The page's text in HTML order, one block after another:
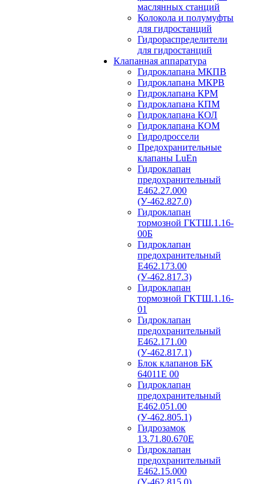
маслянных станций
Колокола и полумуфты
для гидростанций
Гидрораспределители
для гидростанций
Клапанная аппаратура
Гидроклапана МКПВ
Гидроклапана МКРВ
Гидроклапана КРМ
Гидроклапана КПМ
Гидроклапана КОЛ
Гидроклапана КОМ
Гидродроссели
Предохранительные
клапаны LuEn
Гидроклапан
предохранительный
Е462.27.000
(У-462.827.0)
Гидроклапан
тормозной ГКТШ.1.16-
00Б
Гидроклапан
предохранительный
Е462.173.00
(У-462.817.3)
Гидроклапан
тормозной ГКТШ.1.16-
01
Гидроклапан
предохранительный
Е462.171.00
(У-462.817.1)
Блок клапанов БК
64011Е 00
Гидроклапан
предохранительный
Е462.051.00
(У-462.805.1)
Гидрозамок
13.71.80.670Е
Гидроклапан
предохранительный
Е462.15.000
(У-462.815.0)